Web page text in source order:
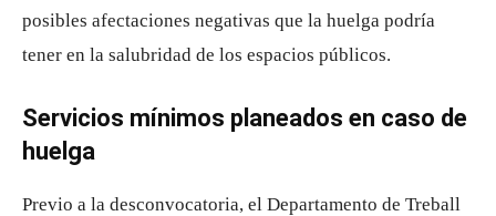
posibles afectaciones negativas que la huelga podría
tener en la salubridad de los espacios públicos.
Servicios mínimos planeados en caso de
huelga
Previo a la desconvocatoria, el Departamento de Treball